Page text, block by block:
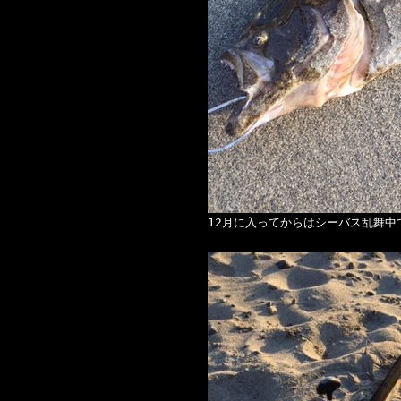
12月に入ってからはシーバス乱舞中